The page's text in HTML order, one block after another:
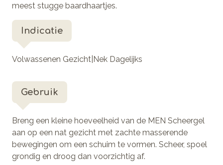
meest stugge baardhaartjes.
Indicatie
Volwassenen Gezicht|Nek Dagelijks
Gebruik
Breng een kleine hoeveelheid van de MEN Scheergel
aan op een nat gezicht met zachte masserende
bewegingen om een schuim te vormen. Scheer, spoel
grondig en droog dan voorzichtig af.